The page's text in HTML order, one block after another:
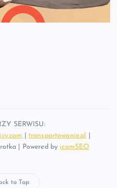
SERWISU:
transportowanie.pl
| Powered by icomSEO
to Top